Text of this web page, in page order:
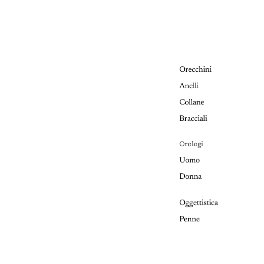
Orecchini
Anelli
Collane
Bracciali
Orologi
Uomo
Donna
Oggettistica
Penne